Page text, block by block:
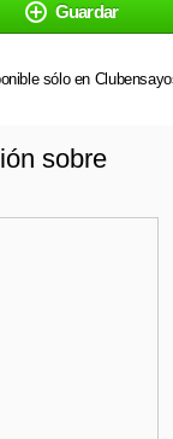
Guardar
sólo en
sobre